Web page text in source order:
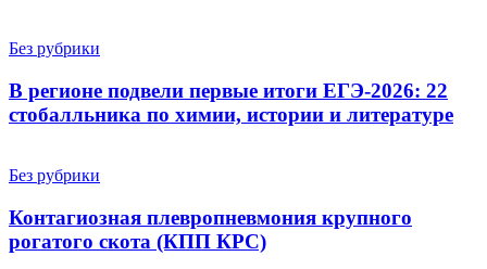
Без рубрики
В регионе подвели первые итоги ЕГЭ-2026: 22
стобалльника по химии, истории и литературе
Без рубрики
Контагиозная плевропневмония крупного
рогатого скота (КПП КРС)